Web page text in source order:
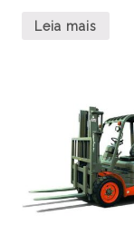
Leia mais